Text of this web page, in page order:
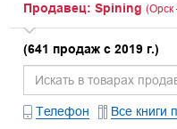
Продавец: Spining (Орск
(641 продаж с 2019 г.)
Телефон Все книги